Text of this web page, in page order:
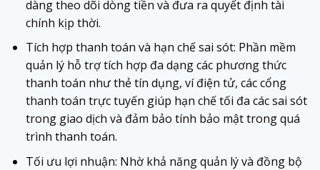
dàng theo dõi dòng tiền và đưa ra quyết định tài
chính kịp thời.
Tích hợp thanh toán và hạn chế sai sót: Phần mềm
quản lý hỗ trợ tích hợp đa dạng các phương thức
thanh toán như thẻ tín dụng, ví điện tử, các cổng
thanh toán trực tuyến giúp hạn chế tối đa các sai sót
trong giao dịch và đảm bảo tính bảo mật trong quá
trình thanh toán.
Tối ưu lợi nhuận: Nhờ khả năng quản lý và đồng bộ